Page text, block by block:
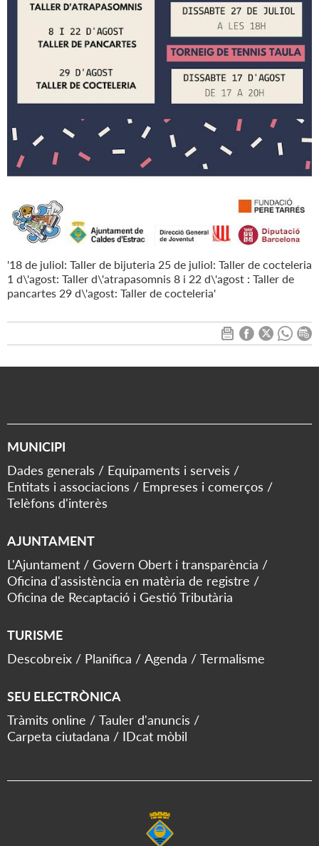
'18 de juliol: Taller de bijuteria 25 de juliol: Taller de cocteleria
1 d\'agost: Taller d\'atrapasomnis 8 i 22 d\'agost : Taller de
pancartes 29 d\'agost: Taller de cocteleria'
MUNICIPI
Dades generals
Equipaments i serveis
Entitats i associacions
Empreses i comerços
Telèfons d'interès
AJUNTAMENT
L'Ajuntament
Govern Obert i transparència
Oficina d'assistència en matèria de registre
Oficina de Recaptació i Gestió Tributària
TURISME
Descobreix
Planifica Agenda Termalisme
SEU ELECTRÒNICA
Tràmits online
Tauler d'anuncis
Carpeta ciutadana
IDcat mòbil